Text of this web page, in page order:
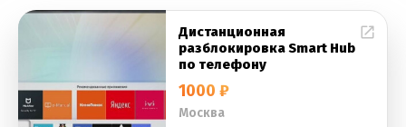
Дистанционная
разблокировка Smart Hub
по телефону
1000 ₽
Москва